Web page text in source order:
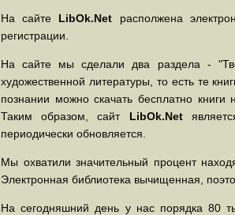
На сайте LibOk.Net располжена
регистрации.
На сайте мы сделали два раздела -
художественной литературы, то есть те
познании можно скачать бесплатно
Таким образом, сайт LibOk.Net
периодически обновляется.
Мы охватили значительный процент
Электронная библиотека вычищенная,
На сегодняшний день у нас порядка 80